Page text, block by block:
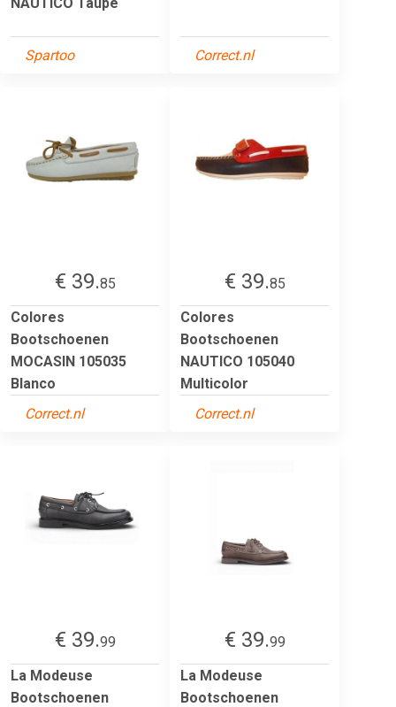
Spartoo Correct.nl
€ 39.85
Colores
Bootschoenen
MOCASIN 105035
Blanco
Correct.nl
€ 39.85
Colores
Bootschoenen
NAUTICO 105040
Multicolor
Correct.nl
€ 39.99
La Modeuse
Bootschoenen
€ 39.99
La Modeuse
Bootschoenen